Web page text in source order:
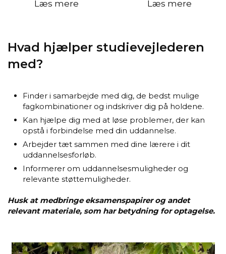
Læs mere Læs mere
Hvad hjælper studievejlederen
med?
Finder i samarbejde med dig, de bedst mulige
fagkombinationer og indskriver dig på holdene.
Kan hjælpe dig med at løse problemer, der kan
opstå i forbindelse med din uddannelse.
Arbejder tæt sammen med dine lærere i dit
uddannelsesforløb.
Informerer om uddannelsesmuligheder og
relevante støttemuligheder.
Husk at medbringe eksamenspapirer og andet
relevant materiale, som har betydning for optagelse.